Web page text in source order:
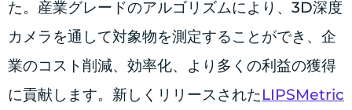
た。産業グレードのアルゴリズムにより、3D深度
カメラを通して対象物を測定することができ、企
業のコスト削減、効率化、より多くの利益の獲得
に貢献します。新しくリリースされたLIPSMetric